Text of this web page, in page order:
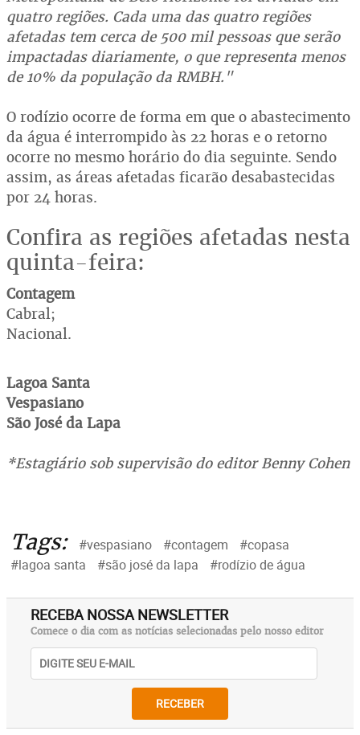
quatro regiões. Cada uma das quatro regiões
afetadas tem cerca de 500 mil pessoas que serão
impactadas diariamente, o que representa menos
de 10% da população da RMBH."
O rodízio ocorre de forma em que o abastecimento
da água é interrompido às 22 horas e o retorno
ocorre no mesmo horário do dia seguinte. Sendo
assim, as áreas afetadas ficarão desabastecidas
por 24 horas.
Confira as regiões afetadas nesta
quinta-feira:
Contagem
Cabral;
Nacional.
Lagoa Santa
Vespasiano
São José da Lapa
*Estagiário sob supervisão do editor Benny Cohen
Tags: #vespasiano #contagem
#copasa
#lagoa santa
#são josé da lapa #rodízio de água
RECEBA NOSSA NEWSLETTER
Comece o dia com as notícias selecionadas pelo nosso editor
RECEBER